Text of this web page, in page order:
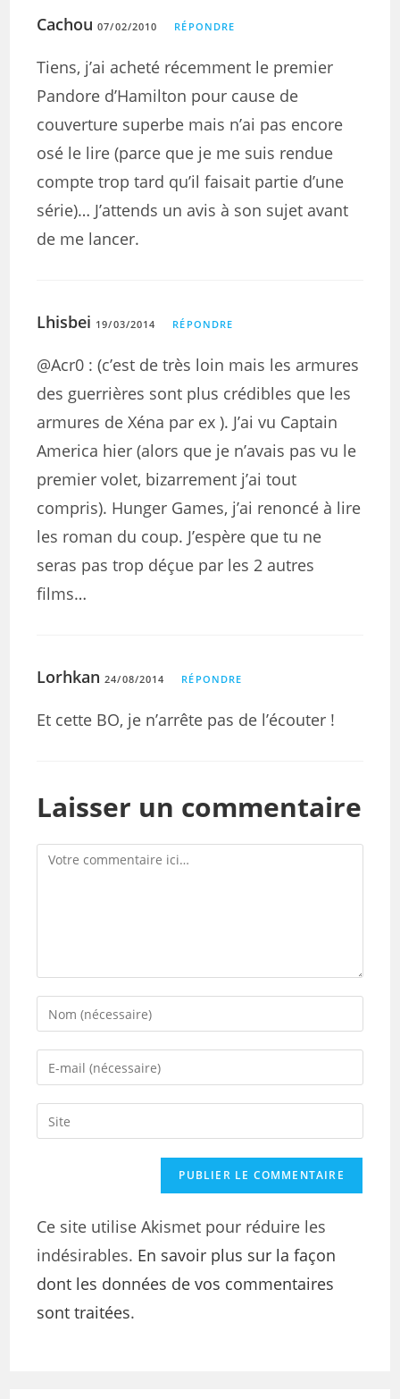
Cachou 07/02/2010 RÉPONDRE
Tiens, j’ai acheté récemment le premier
Pandore d’Hamilton pour cause de
couverture superbe mais n’ai pas encore
osé le lire (parce que je me suis rendue
compte trop tard qu’il faisait partie d’une
série)… J’attends un avis à son sujet avant
de me lancer.
Lhisbei 19/03/2014 RÉPONDRE
@Acr0 : (c’est de très loin mais les armures
des guerrières sont plus crédibles que les
armures de Xéna par ex ). J’ai vu Captain
America hier (alors que je n’avais pas vu le
premier volet, bizarrement j’ai tout
compris). Hunger Games, j’ai renoncé à lire
les roman du coup. J’espère que tu ne
seras pas trop déçue par les 2 autres
films…
Lorhkan 24/08/2014 RÉPONDRE
Et cette BO, je n’arrête pas de l’écouter !
Laisser un commentaire
Ce site utilise Akismet pour réduire les
indésirables. En savoir plus sur la façon
dont les données de vos commentaires
sont traitées.